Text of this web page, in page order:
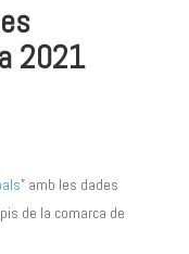
2021
” amb les dades
de la comarca de